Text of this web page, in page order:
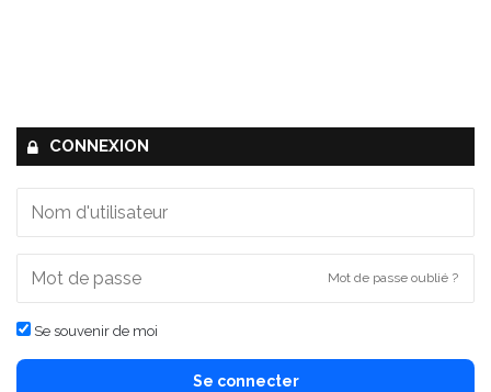
CONNEXION
Mot de passe oublié ?
Se souvenir de moi
Se connecter